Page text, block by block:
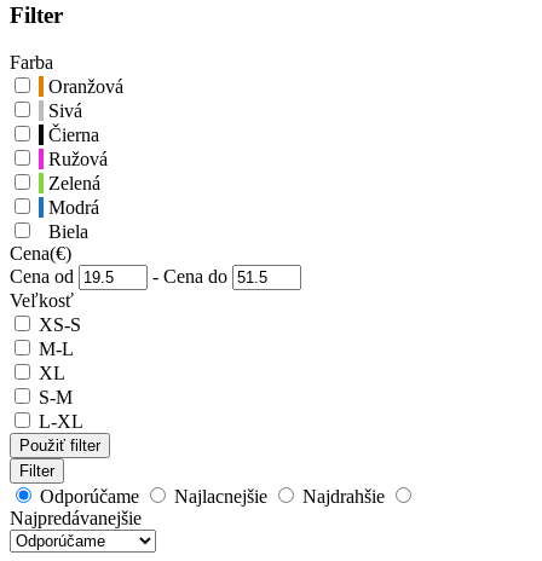
Filter
Farba
Oranžová
Sivá
Čierna
Ružová
Zelená
Modrá
Biela
Cena(€)
Cena od
- Cena do
Veľkosť
XS-S
M-L
XL
S-M
L-XL
Použiť filter
Filter
Odporúčame Najlacnejšie
Najdrahšie
Najpredávanejšie